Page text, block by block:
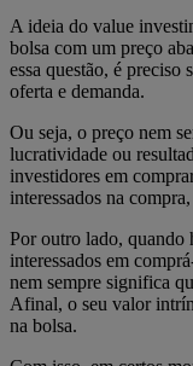
A ideia do value
bolsa com um preço
essa questão, é preciso
oferta e demanda.
Ou seja, o preço nem
lucratividade ou
investidores em
interessados na
Por outro lado, quando
interessados em
nem sempre significa
Afinal, o seu valor
na bolsa.